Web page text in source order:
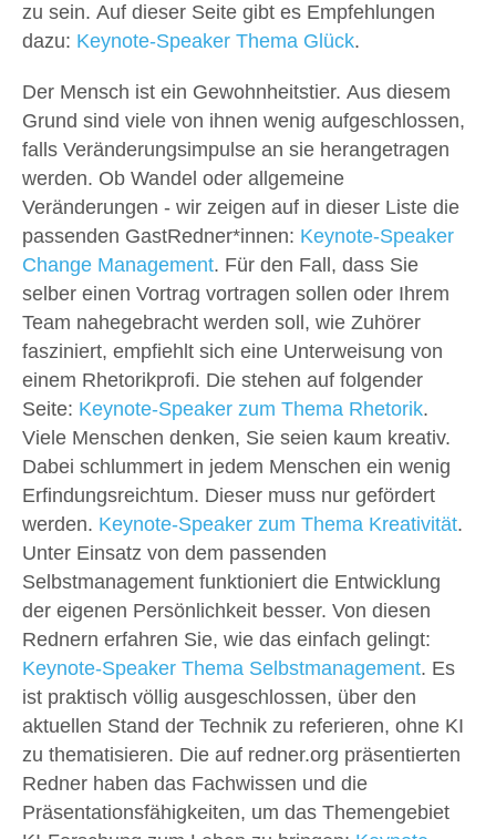
zu sein. Auf dieser Seite gibt es Empfehlungen
dazu: Keynote-Speaker Thema Glück.
Der Mensch ist ein Gewohnheitstier. Aus diesem
Grund sind viele von ihnen wenig aufgeschlossen,
falls Veränderungsimpulse an sie herangetragen
werden. Ob Wandel oder allgemeine
Veränderungen - wir zeigen auf in dieser Liste die
passenden GastRedner*innen: Keynote-Speaker
Change Management. Für den Fall, dass Sie
selber einen Vortrag vortragen sollen oder Ihrem
Team nahegebracht werden soll, wie Zuhörer
fasziniert, empfiehlt sich eine Unterweisung von
einem Rhetorikprofi. Die stehen auf folgender
Seite: Keynote-Speaker zum Thema Rhetorik.
Viele Menschen denken, Sie seien kaum kreativ.
Dabei schlummert in jedem Menschen ein wenig
Erfindungsreichtum. Dieser muss nur gefördert
werden. Keynote-Speaker zum Thema Kreativität.
Unter Einsatz von dem passenden
Selbstmanagement funktioniert die Entwicklung
der eigenen Persönlichkeit besser. Von diesen
Rednern erfahren Sie, wie das einfach gelingt:
Keynote-Speaker Thema Selbstmanagement. Es
ist praktisch völlig ausgeschlossen, über den
aktuellen Stand der Technik zu referieren, ohne KI
zu thematisieren. Die auf redner.org präsentierten
Redner haben das Fachwissen und die
Präsentationsfähigkeiten, um das Themengebiet